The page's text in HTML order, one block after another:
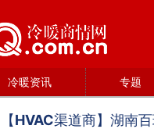
冷暖资讯 专题
【HVAC渠道商】湖南